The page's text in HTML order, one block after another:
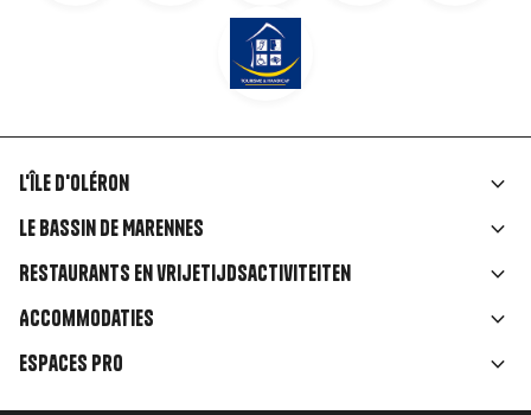
Liens
rubriques
L'île d'Oléron
Le Bassin de Marennes
Restaurants en vrijetijdsactiviteiten
Accommodaties
Espaces Pro